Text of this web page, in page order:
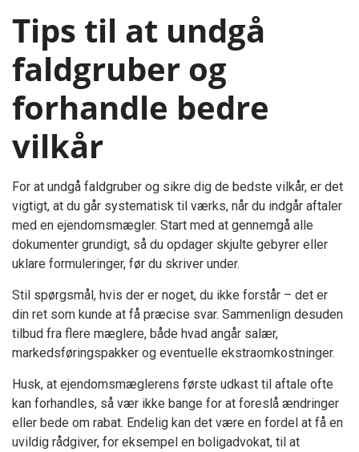
Tips til at undgå
faldgruber og
forhandle bedre
vilkår
For at undgå faldgruber og sikre dig de bedste vilkår, er det
vigtigt, at du går systematisk til værks, når du indgår aftaler
med en ejendomsmægler. Start med at gennemgå alle
dokumenter grundigt, så du opdager skjulte gebyrer eller
uklare formuleringer, før du skriver under.
Stil spørgsmål, hvis der er noget, du ikke forstår – det er
din ret som kunde at få præcise svar. Sammenlign desuden
tilbud fra flere mæglere, både hvad angår salær,
markedsføringspakker og eventuelle ekstraomkostninger.
Husk, at ejendomsmæglerens første udkast til aftale ofte
kan forhandles, så vær ikke bange for at foreslå ændringer
eller bede om rabat. Endelig kan det være en fordel at få en
uvildig rådgiver, for eksempel en boligadvokat, til at